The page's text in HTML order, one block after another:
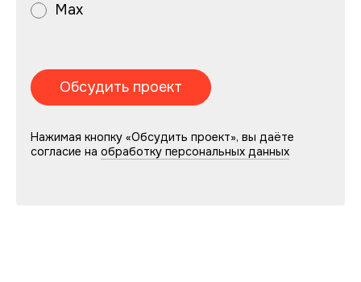
Max
Нажимая кнопку «Обсудить проект», вы даёте
согласие наобработку персональных данных